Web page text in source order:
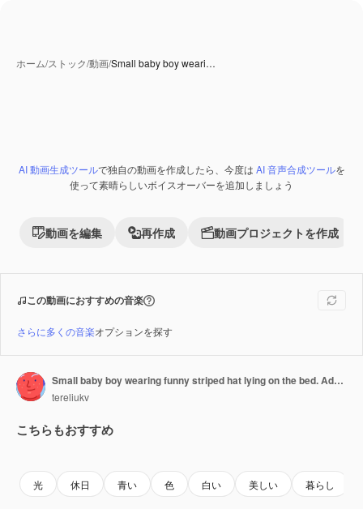
ホーム/ストック/動画/Small baby boy weari…
Premium
AI 動画生成ツールで独自の動画を作成したら、今度は AI 音声合成ツールを
使って素晴らしいボイスオーバーを追加しましょう
動画を編集 再作成 動画プロジェクトを作成
この動画におすすめの音楽
さらに多くの音楽オプションを探す
Small baby boy wearing funny striped hat lying on the bed. Adorable baby face with cute cheeks close up. Grey background.
tereliukv
こちらもおすすめ
光 休日 青い 色 白い 美しい 暮らし